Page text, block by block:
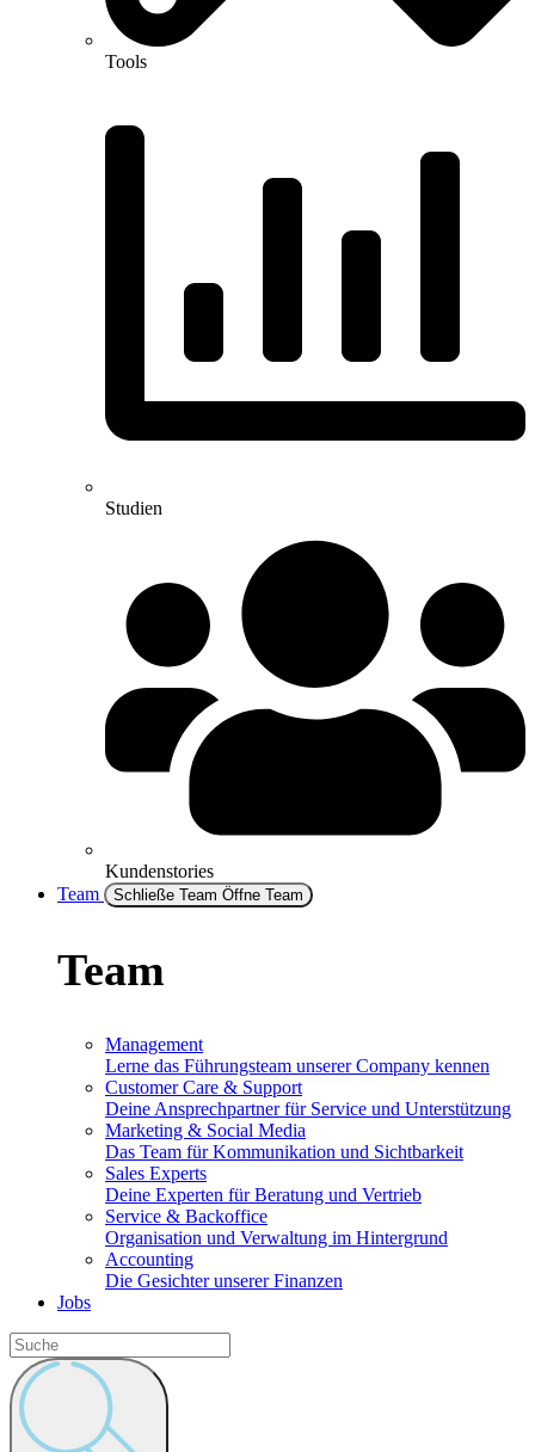
Tools
Studien
Kundenstories
Team
Schließe Team Öffne Team
Team
Management
Lerne das Führungsteam unserer Company kennen
Customer Care & Support
Deine Ansprechpartner für Service und Unterstützung
Marketing & Social Media
Das Team für Kommunikation und Sichtbarkeit
Sales Experts
Deine Experten für Beratung und Vertrieb
Service & Backoffice
Organisation und Verwaltung im Hintergrund
Accounting
Die Gesichter unserer Finanzen
Jobs